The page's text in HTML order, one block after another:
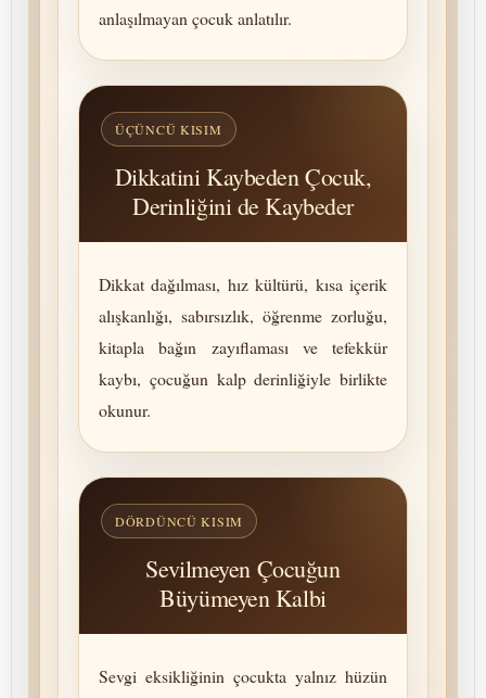
anlaşılmayan çocuk anlatılır.
ÜÇÜNCÜ KISIM
Dikkatini Kaybeden Çocuk,
Derinliğini de Kaybeder
Dikkat dağılması, hız kültürü, kısa içerik
alışkanlığı, sabırsızlık, öğrenme zorluğu,
kitapla bağın zayıflaması ve tefekkür
kaybı, çocuğun kalp derinliğiyle birlikte
okunur.
DÖRDÜNCÜ KISIM
Sevilmeyen Çocuğun
Büyümeyen Kalbi
Sevgi eksikliğinin çocukta yalnız hüzün